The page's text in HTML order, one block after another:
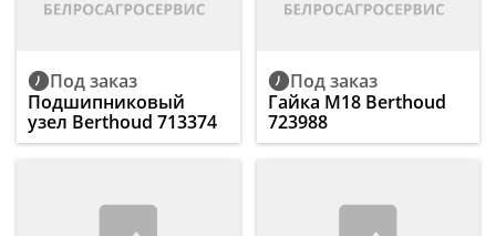
Под заказ
Подшипниковый
узел Berthoud 713374
Под заказ
Гайка M18 Berthoud
723988